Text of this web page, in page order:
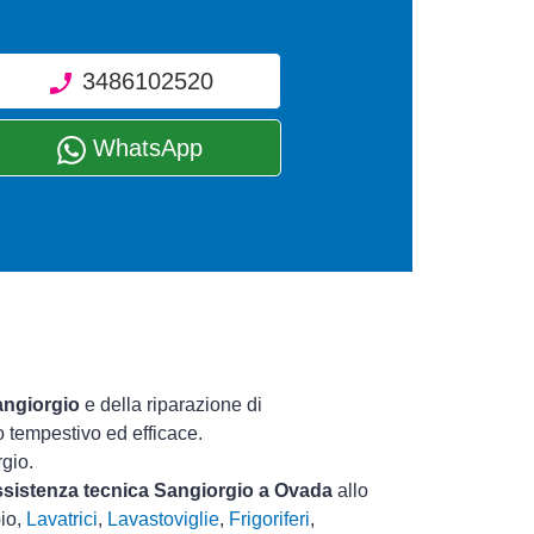
3486102520
WhatsApp
e della riparazione di
ed efficace.
tecnica Sangiorgio a Ovada allo
Lavatrici, Lavastoviglie, Frigoriferi,